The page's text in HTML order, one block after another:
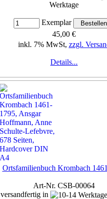
Werktage
Exemplar
45,00 €
inkl. 7% MwSt, zzgl.
Details...
Ortsfamilienbuch Krombach
Art-Nr. CSB-00064
versandfertig in